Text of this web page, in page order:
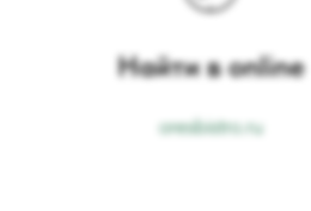
Найти в online
oresbistro.ru